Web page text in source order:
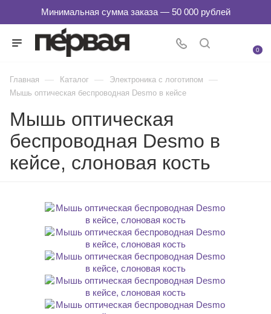
0
Главная — Каталог — Электроника с логотипом —
Мышь оптическая беспроводная Desmo в кейсе
Мышь оптическая
беспроводная Desmo в
кейсе, слоновая кость